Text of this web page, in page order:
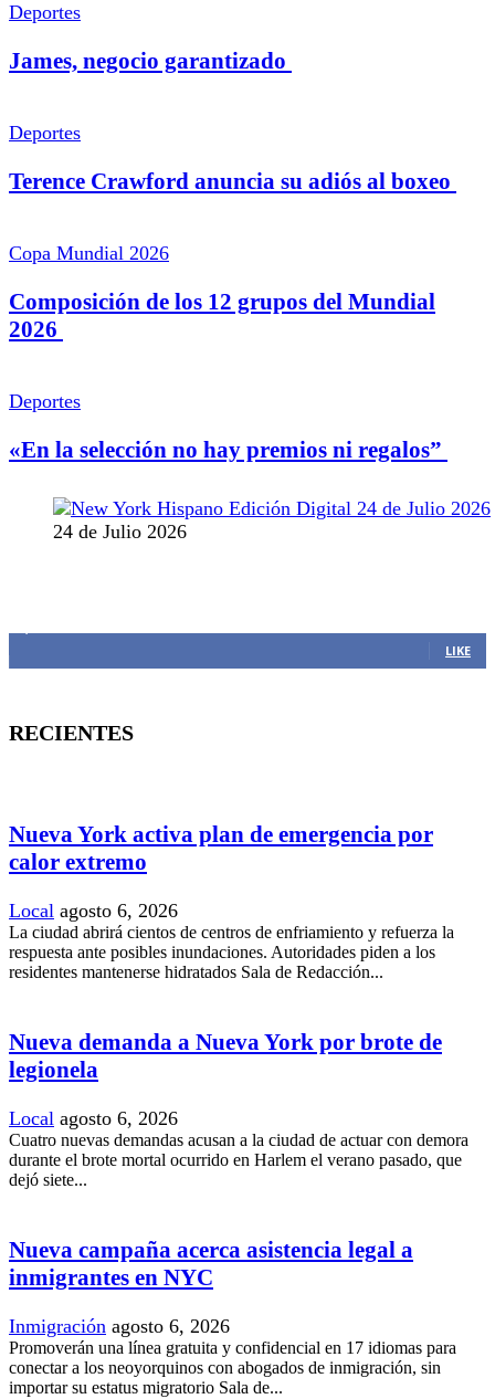
Deportes
James, negocio garantizado
Deportes
Terence Crawford anuncia su adiós al boxeo
Copa Mundial 2026
Composición de los 12 grupos del Mundial
2026
Deportes
«En la selección no hay premios ni regalos”
24 de Julio 2026
LIKE
RECIENTES
Nueva York activa plan de emergencia por
calor extremo
Local agosto 6, 2026
La ciudad abrirá cientos de centros de enfriamiento y refuerza la
respuesta ante posibles inundaciones. Autoridades piden a los
residentes mantenerse hidratados Sala de Redacción...
Nueva demanda a Nueva York por brote de
legionela
Local agosto 6, 2026
Cuatro nuevas demandas acusan a la ciudad de actuar con demora
durante el brote mortal ocurrido en Harlem el verano pasado, que
dejó siete...
Nueva campaña acerca asistencia legal a
inmigrantes en NYC
Inmigración agosto 6, 2026
Promoverán una línea gratuita y confidencial en 17 idiomas para
conectar a los neoyorquinos con abogados de inmigración, sin
importar su estatus migratorio Sala de...